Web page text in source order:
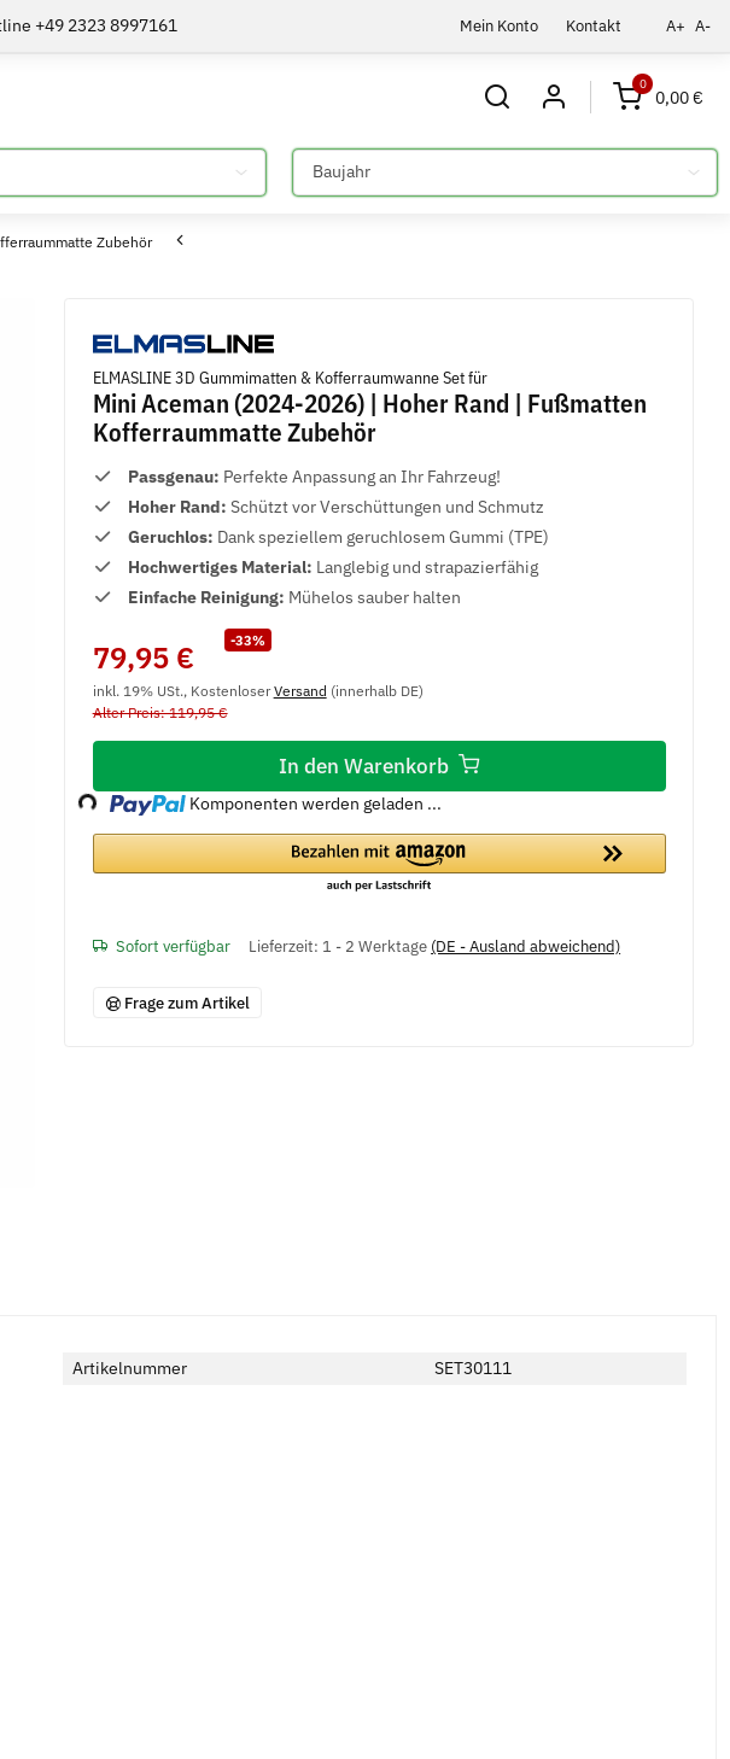
Mein Konto Kontakt A+ A-
+49 2323 8997161
0
0,00 €
Bitte auswählen
Zubehör
ELMASLINE 3D Gummimatten & Kofferraumwanne Set für
Mini Aceman (2024-2026) | Hoher Rand | Fußmatten
Kofferraummatte Zubehör
Passgenau: Perfekte Anpassung an Ihr Fahrzeug!
Hoher Rand: Schützt vor Verschüttungen und Schmutz
Geruchlos: Dank speziellem geruchlosem Gummi (TPE)
Hochwertiges Material: Langlebig und strapazierfähig
Einfache Reinigung: Mühelos sauber halten
-33%
79,95 €
inkl. 19% USt., KostenloserVersand (innerhalb DE)
Alter Preis: 119,95 €
In den Warenkorb
Loading... Komponenten werden geladen ...
Sofort verfügbar Lieferzeit: 1 - 2 Werktage (DE - Ausland abweichend)
Frage zum Artikel
Artikelnummer SET30111